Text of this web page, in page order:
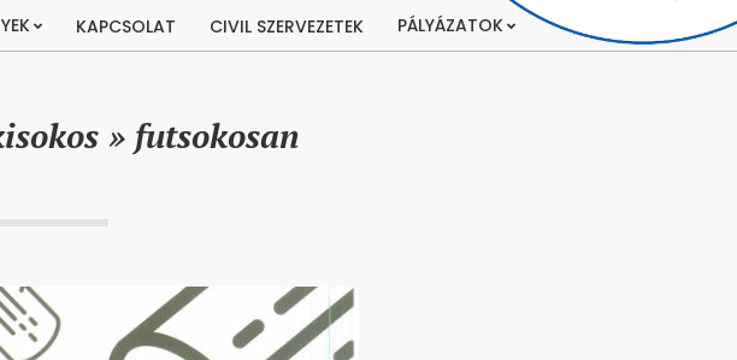
KAPCSOLAT CIVIL SZERVEZETEK PÁLYÁZATOK
» futsokosan